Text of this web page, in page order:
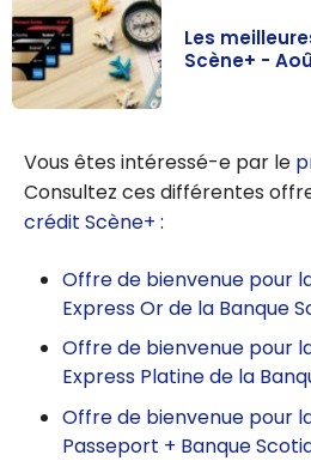
cartes de
crédit Scène+ -
Août 2026
Les
Scène+ -
Vous êtes intéressé-e par le
Consultez ces différentes
crédit Scène+ :
Offre de bienvenue pour
Express Or de la Banque
Offre de bienvenue pour
Express Platine de la
Offre de bienvenue pour
Passeport + Banque